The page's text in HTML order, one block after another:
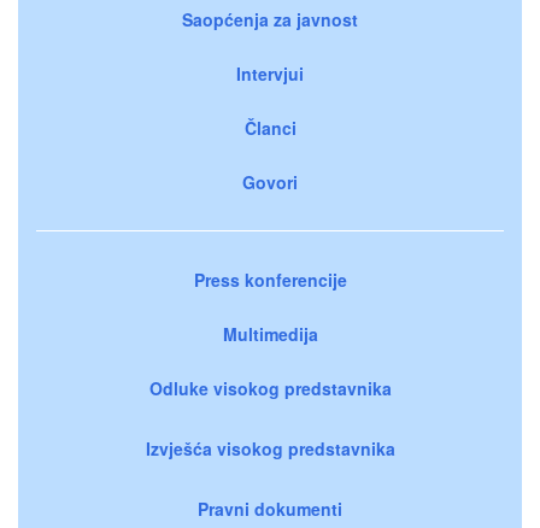
Saopćenja za javnost
Intervjui
Članci
Govori
Press konferencije
Multimedija
Odluke visokog predstavnika
Izvješća visokog predstavnika
Pravni dokumenti